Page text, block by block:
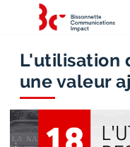
L'utilisation
une valeur
contenu